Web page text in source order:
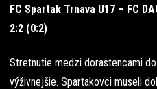
FC Spartak Trnava U17 – FC
2:2 (0:2)
Stretnutie medzi dorastencami
výživnejšie. Spartakovci museli